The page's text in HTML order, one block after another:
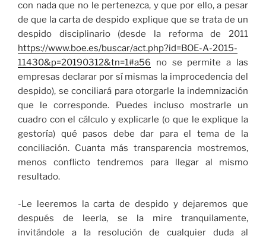
con nada que no le pertenezca, y que por ello, a pesar
de que la carta de despido explique que se trata de un
despido disciplinario (desde la reforma de 2011
https://www.boe.es/buscar/act.php?id=BOE-A-2015-
11430&p=20190312&tn=1#a56 no se permite a las
empresas declarar por sí mismas la improcedencia del
despido), se conciliará para otorgarle la indemnización
que le corresponde. Puedes incluso mostrarle un
cuadro con el cálculo y explicarle (o que le explique la
gestoría) qué pasos debe dar para el tema de la
conciliación. Cuanta más transparencia mostremos,
menos conflicto tendremos para llegar al mismo
resultado.
-Le leeremos la carta de despido y dejaremos que
después de leerla, se la mire tranquilamente,
invitándole a la resolución de cualquier duda al